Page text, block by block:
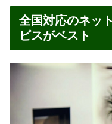
全国対応のネッ
ビスがベスト